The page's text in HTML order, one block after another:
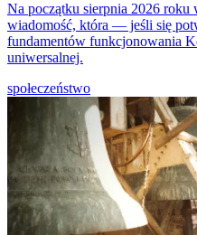
Na początku sierpnia 2026 roku
wiadomość, która — jeśli się
fundamentów funkcjonowania
uniwersalnej.
społeczeństwo